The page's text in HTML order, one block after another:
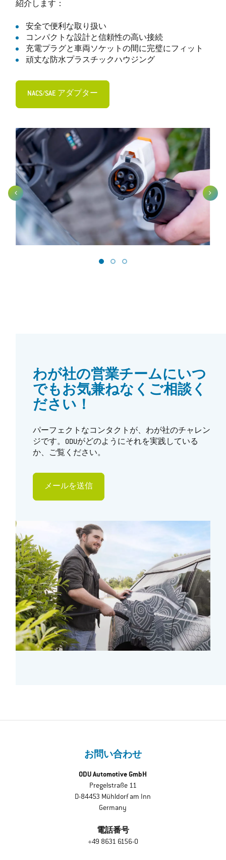
紹介します：
安全で便利な取り扱い
コンパクトな設計と信頼性の高い接続
充電プラグと車両ソケットの間に完璧にフィット
頑丈な防水プラスチックハウジング
NACS/SAE アダプター
わが社の営業チームにいつ
でもお気兼ねなくご相談く
ださい！
パーフェクトなコンタクトが、わが社のチャレン
ジです。ODUがどのようにそれを実践している
か、ご覧ください。
メールを送信
お問い合わせ
ODU Automotive GmbH
Pregelstraße 11
D-84453 Mühldorf am Inn
Germany
電話番号
+49 8631 6156-0